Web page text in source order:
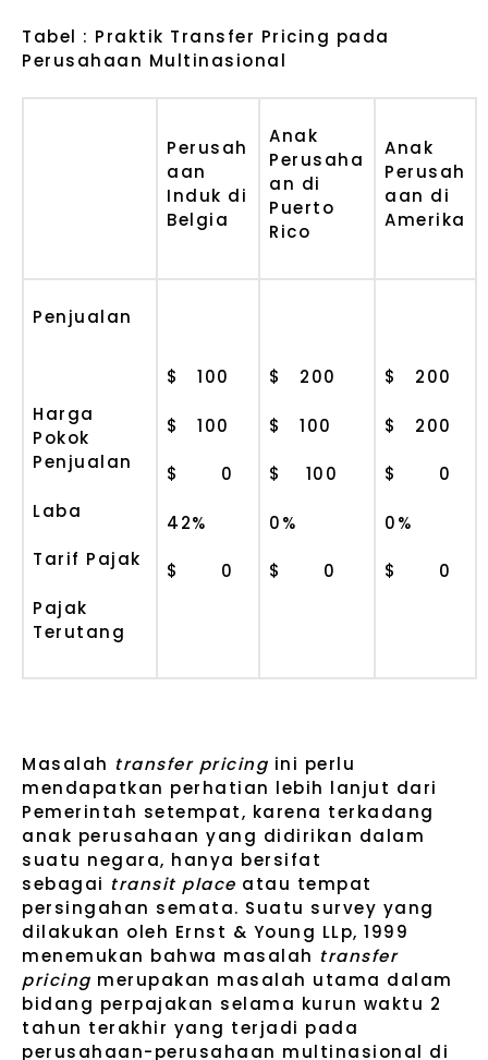
Tabel : Praktik Transfer Pricing pada
Perusahaan Multinasional
Perusah
aan
Induk di
Belgia
Anak
Perusaha
an di
Puerto
Rico
Anak
Perusah
aan di
Amerika
Penjualan
Harga
Pokok
Penjualan
Laba
Tarif Pajak
Pajak
Terutang
$ 100
$ 100
$ 0
42%
$ 0
$ 200
$ 100
$ 100
0%
$ 0
$ 200
$ 200
$ 0
0%
$ 0
Masalah transfer pricing ini perlu
mendapatkan perhatian lebih lanjut dari
Pemerintah setempat, karena terkadang
anak perusahaan yang didirikan dalam
suatu negara, hanya bersifat
sebagai transit place atau tempat
persingahan semata. Suatu survey yang
dilakukan oleh Ernst & Young LLp, 1999
menemukan bahwa masalah transfer
pricing merupakan masalah utama dalam
bidang perpajakan selama kurun waktu 2
tahun terakhir yang terjadi pada
perusahaan-perusahaan multinasional di